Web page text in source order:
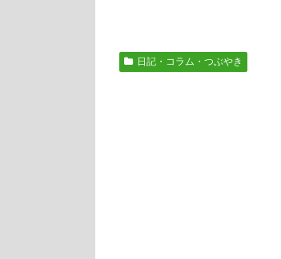
日記・コラム・つぶやき